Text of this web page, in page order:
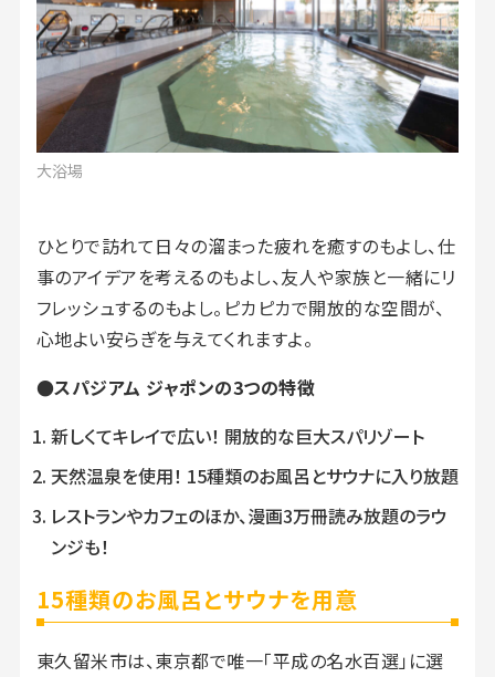
大浴場
ひとりで訪れて日々の溜まった疲れを癒すのもよし、仕
事のアイデアを考えるのもよし、友人や家族と一緒にリ
フレッシュするのもよし。ピカピカで開放的な空間が、
心地よい安らぎを与えてくれますよ。
●スパジアム ジャポンの3つの特徴
新しくてキレイで広い！ 開放的な巨大スパリゾート
天然温泉を使用！ 15種類のお風呂とサウナに入り放題
レストランやカフェのほか、漫画3万冊読み放題のラウ
ンジも！
15種類のお風呂とサウナを用意
東久留米市は、東京都で唯一「平成の名水百選」に選